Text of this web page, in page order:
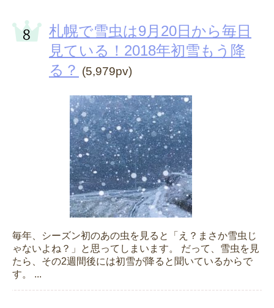
札幌で雪虫は9月20日から毎日
見ている！2018年初雪もう降
る？ (5,979pv)
毎年、シーズン初のあの虫を見ると「え？まさか雪虫じ
ゃないよね？」と思ってしまいます。 だって、雪虫を見
たら、その2週間後には初雪が降ると聞いているからで
す。 ...